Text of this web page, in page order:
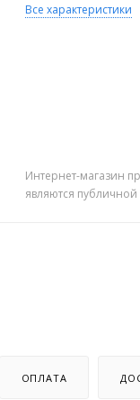
Все характеристики
Интернет-магазин
являются публичной
ОПЛАТА